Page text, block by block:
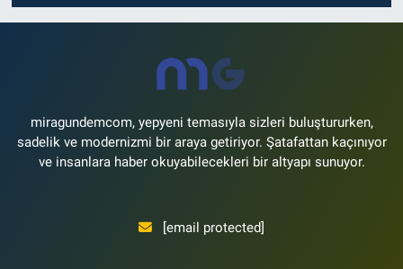
miragundemcom, yepyeni temasıyla sizleri buluştururken,
sadelik ve modernizmi bir araya getiriyor. Şatafattan kaçınıyor
ve insanlara haber okuyabilecekleri bir altyapı sunuyor.
[email protected]